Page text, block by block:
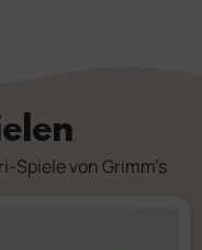
Spiele von Grimm’s